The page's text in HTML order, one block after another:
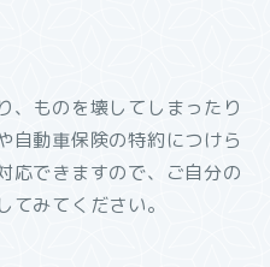
、ものを壊してしまったり
自動車保険の特約につけら
応できますので、ご自分の
みてください。